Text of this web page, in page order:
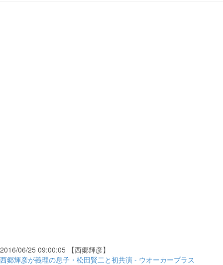
2016/06/25 09:00:05 【西郷輝彦】
西郷輝彦が義理の息子・松田賢二と初共演 - ウオーカープラス